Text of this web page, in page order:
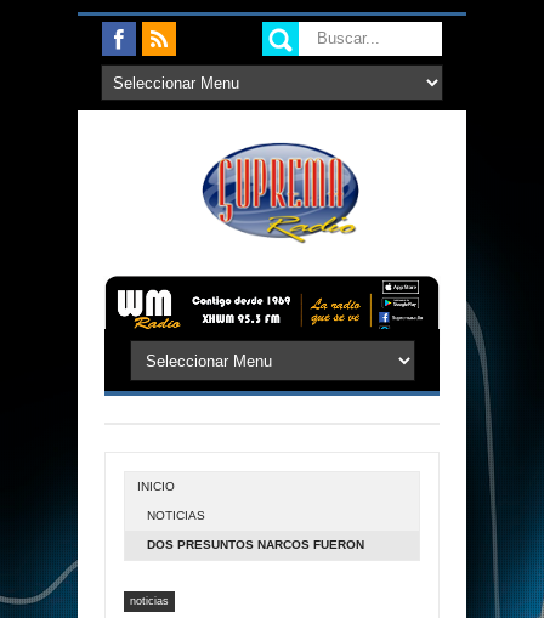
INICIO
NOTICIAS
DOS PRESUNTOS NARCOS FUERON
noticias